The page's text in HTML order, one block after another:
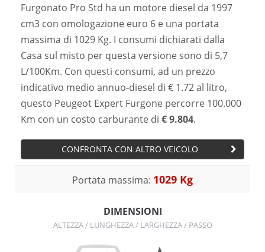
Furgonato Pro Std ha un motore diesel da 1997
cm3 con omologazione euro 6 e una portata
massima di 1029 Kg. I consumi dichiarati dalla
Casa sul misto per questa versione sono di 5,7
L/100Km. Con questi consumi, ad un prezzo
indicativo medio annuo-diesel di € 1.72 al litro,
questo Peugeot Expert Furgone percorre 100.000
Km con un costo carburante di € 9.804.
CONFRONTA CON ALTRO VEICOLO
Portata massima: 1029 Kg
DIMENSIONI
ALTEZZA / LUNGHEZZA / LARGHEZZA / PASSO